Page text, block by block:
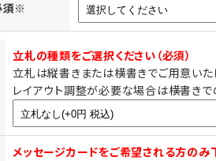
須※
立札の種類をご選択ください（必須）
立札は縦書きまたは横書きでご用意いた
レイアウト調整が必要な場合は横書きで
メッセージカードをご希望される方のみ